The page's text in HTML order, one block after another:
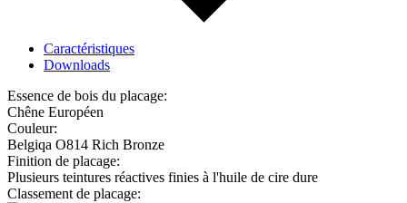
Caractéristiques
Downloads
Essence de bois du placage:
Chêne Européen
Couleur:
Belgiqa O814 Rich Bronze
Finition de placage:
Plusieurs teintures réactives finies à l'huile de cire dure
Classement de placage: